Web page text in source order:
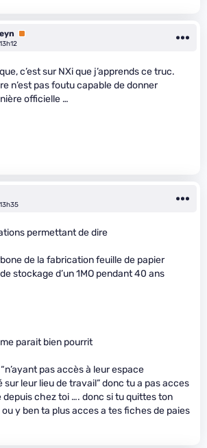
Premium
c’est sur NXi que j’apprends ce truc.
n’est pas foutu capable de donner
officielle …
permettant de dire
de la fabrication feuille de papier
stockage d’un 1MO pendant 40 ans
parait bien pourrit
pas accès à leur espace
sur leur lieu de travail” donc tu a pas acces
depuis chez toi …. donc si tu quittes ton
y ben ta plus acces a tes fiches de paies